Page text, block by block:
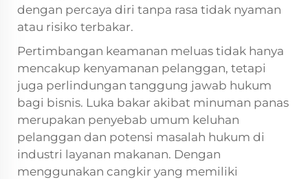
dengan percaya diri tanpa rasa tidak nyaman
atau risiko terbakar.
Pertimbangan keamanan meluas tidak hanya
mencakup kenyamanan pelanggan, tetapi
juga perlindungan tanggung jawab hukum
bagi bisnis. Luka bakar akibat minuman panas
merupakan penyebab umum keluhan
pelanggan dan potensi masalah hukum di
industri layanan makanan. Dengan
menggunakan cangkir yang memiliki